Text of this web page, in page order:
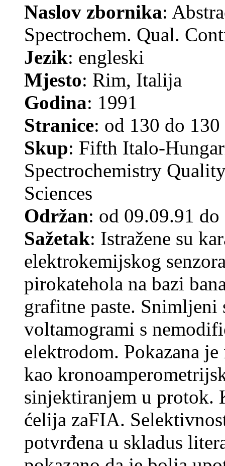
Naslov zbornika:
Spectrochem. Qual.
Jezik: engleski
Mjesto: Rim, Italija
Godina: 1991
Stranice: od 130 do 130
Skup: Fifth Italo-
Spectrochemistry
Sciences
Održan: od 09.09.91
Sažetak: Istražene su
elektrokemijskog
pirokatehola na bazi
grafitne paste.
voltamogrami s
elektrodom. Pokazana
kao
sinjektiranjem u protok.
ćelija zaFIA.
potvrđena u skladus